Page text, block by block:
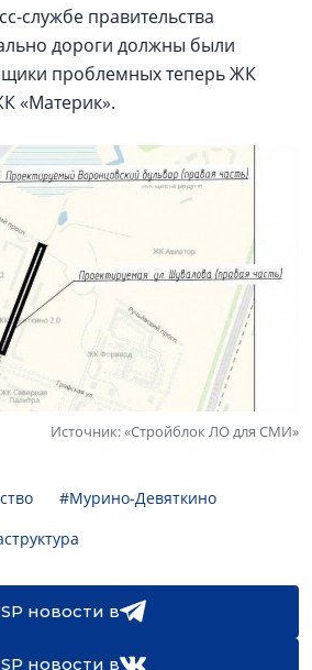
службе правительства
дороги должны были
проблемных теперь ЖК
«Материк».
Источник: «Стройблок ЛО для СМИ»
#Мурино-Девяткино
новости в
новости в